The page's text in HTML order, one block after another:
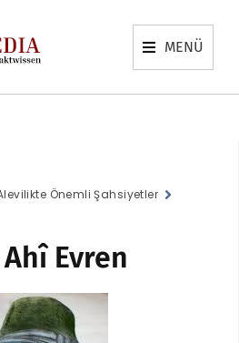
MENÜ
Önemli Şahsiyetler
Evren